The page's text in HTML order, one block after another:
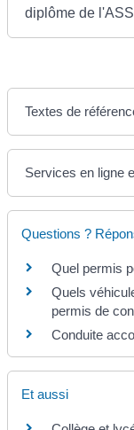
diplôme de
Textes de
Services en ligne
Questions ?
Quel permis
Quels
permis de
Conduite
Et aussi